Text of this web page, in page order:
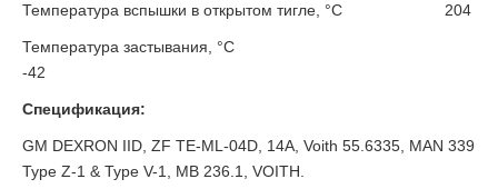
Температура вспышки в открытом тигле, °С 204
Температура застывания, °С
-42
Спецификация:
GM DEXRON IID, ZF TE-ML-04D, 14A, Voith 55.6335, MAN 339
Type Z-1 & Type V-1, MB 236.1, VOITH.